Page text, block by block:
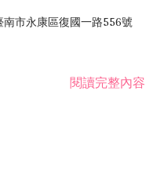
市永康區復國一路556號
閱讀完整內容